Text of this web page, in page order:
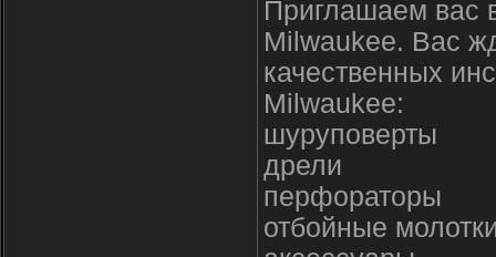
Приглашаем вас
Milwaukee. Вас
качественных
Milwaukee:
шуруповерты
дрели
перфораторы
отбойные